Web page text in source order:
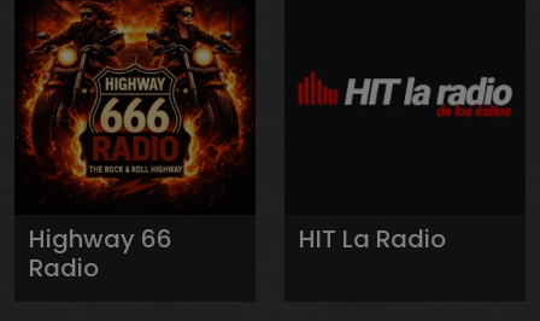
Highway 66
Radio
HIT La Radio